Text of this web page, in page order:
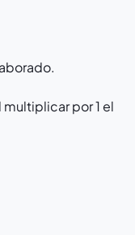
multiplicar por 1 el